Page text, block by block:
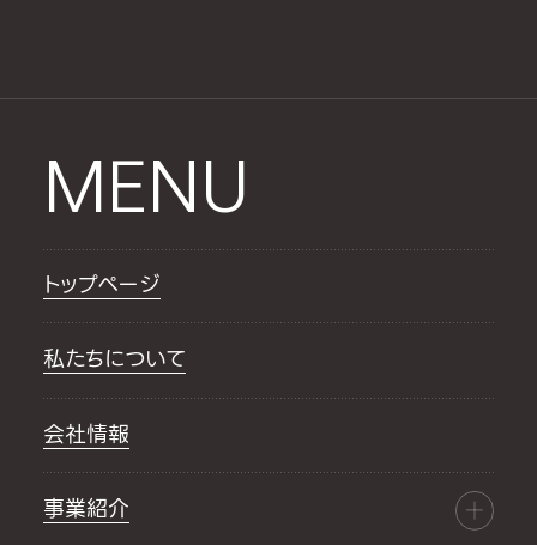
MENU
トップページ
私たちについて
会社情報
事業紹介